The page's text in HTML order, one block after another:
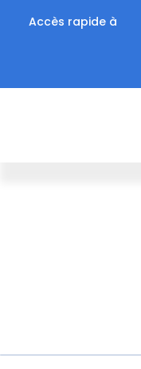
Accès rapide à